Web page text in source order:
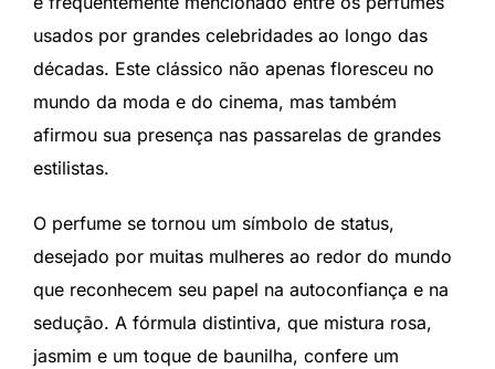
usados por grandes celebridades ao longo das
décadas. Este clássico não apenas floresceu no
mundo da moda e do cinema, mas também
afirmou sua presença nas passarelas de grandes
estilistas.
O perfume se tornou um símbolo de status,
desejado por muitas mulheres ao redor do mundo
que reconhecem seu papel na autoconfiança e na
sedução. A fórmula distintiva, que mistura rosa,
jasmim e um toque de baunilha, confere um